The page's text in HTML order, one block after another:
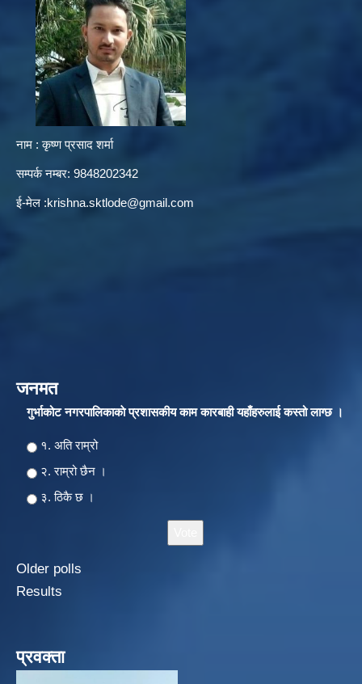
नाम : कृष्ण प्रसाद शर्मा
सम्पर्क नम्बर: 9848202342
ई-मेल :krishna.sktlode@gmail.com
जनमत
गुर्भाकोट नगरपालिकाकाे प्रशासकीय काम कारबाही यहाँहरुलाई कस्तो लाग्छ ।
Choices
१. अति राम्रो
२‍‍. राम्रो छैन ।
३. ठिकै छ ।
Older polls
Results
प्रवक्ता